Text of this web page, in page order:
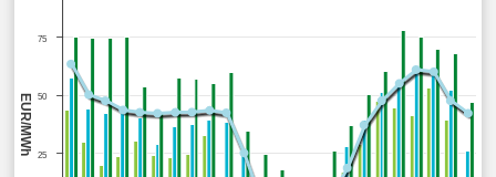
EUR/MWh 25
50
75